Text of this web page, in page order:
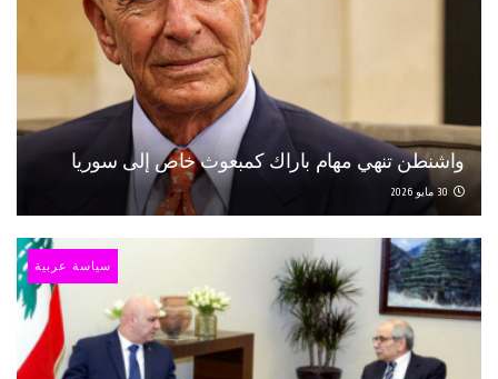
واشنطن تنهي مهام باراك كمبعوث خاص إلى سوريا
30 مايو 2026
سياسة عربية